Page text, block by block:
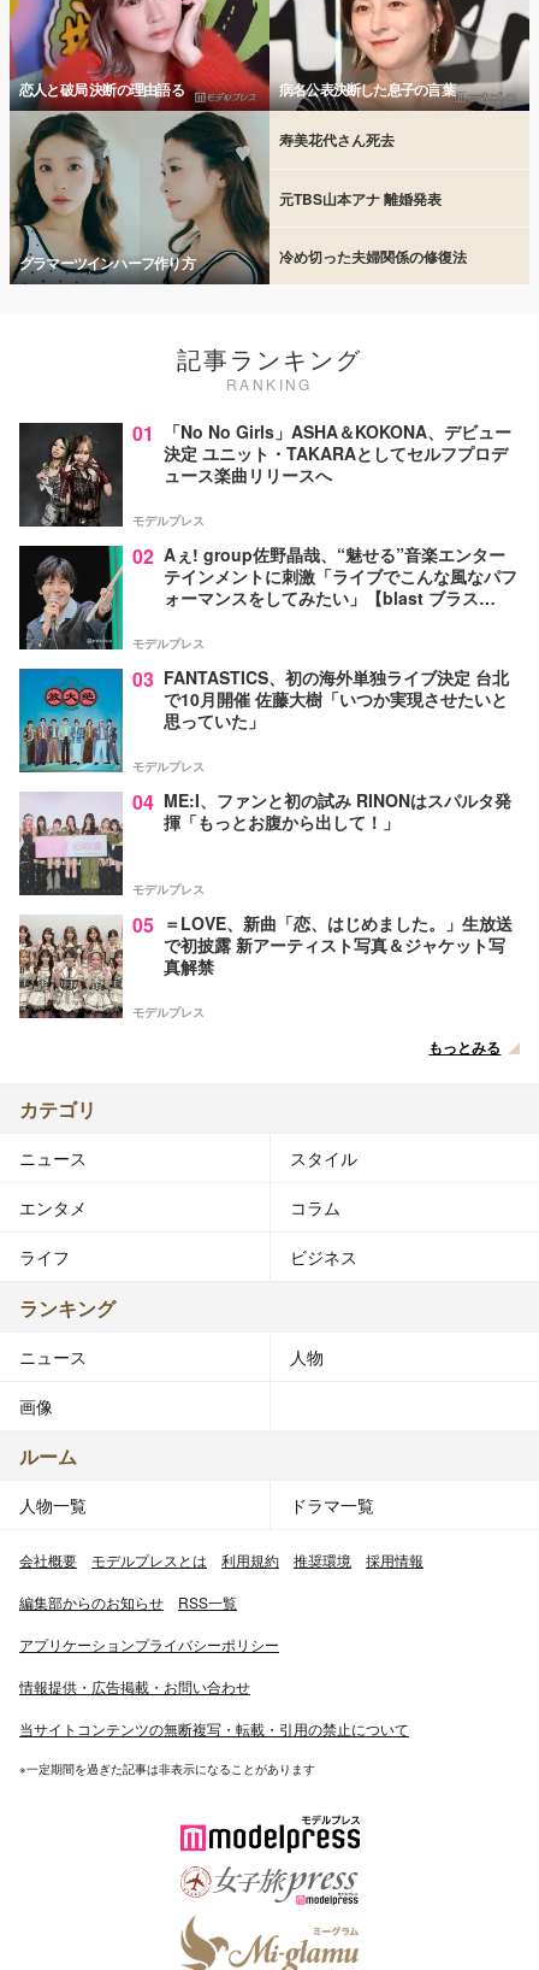
恋人と破局 決断の理由語る 病名公表決断した息子の言葉
グラマーツインハーフ作り方
寿美花代さん死去
元TBS山本アナ 離婚発表
冷め切った夫婦関係の修復法
記事ランキング
RANKING
01
「No No Girls」ASHA＆KOKONA、デビュー
決定 ユニット・TAKARAとしてセルフプロデ
ュース楽曲リリースへ
モデルプレス
02 Aぇ! group佐野晶哉、“魅せる”音楽エンター
テインメントに刺激「ライブでこんな風なパフ
ォーマンスをしてみたい」【blast ブラス
モデルプレス
03 FANTASTICS、初の海外単独ライブ決定 台北
で10月開催 佐藤大樹「いつか実現させたいと
思っていた」
モデルプレス
04 ME:I、ファンと初の試み RINONはスパルタ発
揮「もっとお腹から出して！」
モデルプレス
05 ＝LOVE、新曲「恋、はじめました。」生放送
で初披露 新アーティスト写真＆ジャケット写
真解禁
モデルプレス
もっとみる
カテゴリ
ニュース スタイル
エンタメ コラム
ライフ ビジネス
ランキング
ニュース 人物
画像
ルーム
人物一覧 ドラマ一覧
会社概要 モデルプレスとは 利用規約 推奨環境 採用情報
編集部からのお知らせ RSS一覧
アプリケーションプライバシーポリシー
情報提供・広告掲載・お問い合わせ
当サイトコンテンツの無断複写・転載・引用の禁止について
※一定期間を過ぎた記事は非表示になることがあります